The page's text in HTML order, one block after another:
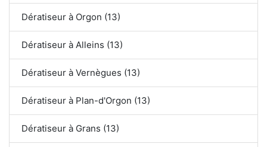
Dératiseur à Orgon (13)
Dératiseur à Alleins (13)
Dératiseur à Vernègues (13)
Dératiseur à Plan-d'Orgon (13)
Dératiseur à Grans (13)